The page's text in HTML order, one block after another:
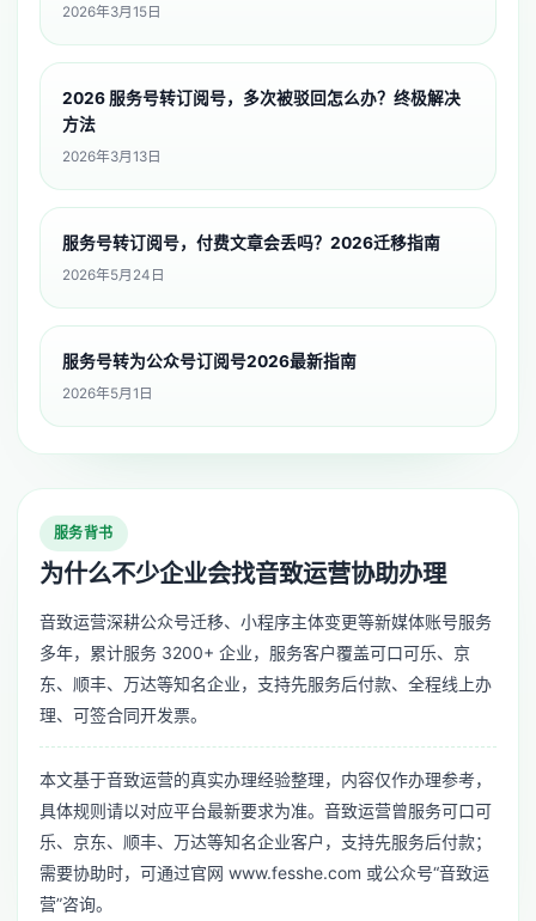
2026年3月15日
2026 服务号转订阅号，多次被驳回怎么办？终极解决
方法
2026年3月13日
服务号转订阅号，付费文章会丢吗？2026迁移指南
2026年5月24日
服务号转为公众号订阅号2026最新指南
2026年5月1日
服务背书
为什么不少企业会找音致运营协助办理
音致运营深耕公众号迁移、小程序主体变更等新媒体账号服务
多年，累计服务 3200+ 企业，服务客户覆盖可口可乐、京
东、顺丰、万达等知名企业，支持先服务后付款、全程线上办
理、可签合同开发票。
本文基于音致运营的真实办理经验整理，内容仅作办理参考，
具体规则请以对应平台最新要求为准。音致运营曾服务可口可
乐、京东、顺丰、万达等知名企业客户，支持先服务后付款；
需要协助时，可通过官网 www.fesshe.com 或公众号“音致运
营”咨询。